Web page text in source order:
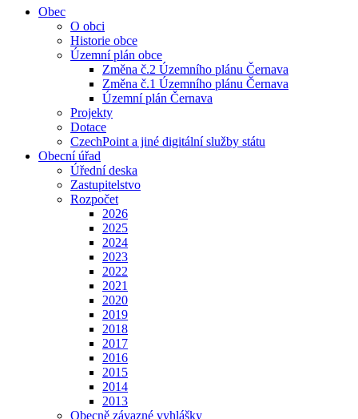
Obec
O obci
Historie obce
Územní plán obce
Změna č.2 Územního plánu Černava
Změna č.1 Územního plánu Černava
Územní plán Černava
Projekty
Dotace
CzechPoint a jiné digitální služby státu
Obecní úřad
Úřední deska
Zastupitelstvo
Rozpočet
2026
2025
2024
2023
2022
2021
2020
2019
2018
2017
2016
2015
2014
2013
Obecně závazné vyhlášky